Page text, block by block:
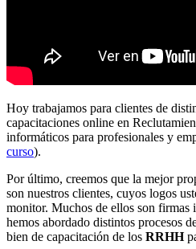
Hoy trabajamos para clientes de
capacitaciones online en
informáticos para profesionales y
curso).
Por último, creemos que la mejor
son nuestros clientes, cuyos logos
monitor. Muchos de ellos son firmas
hemos abordado distintos procesos
bien de capacitación de los RRHH